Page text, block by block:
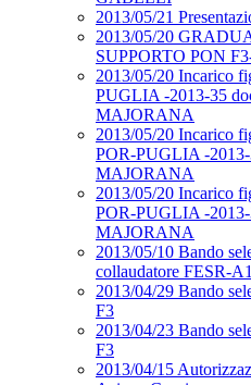
2013/05/21
2013/05/20
SUPPORTO PON
2013/05/20 Incarico
PUGLIA -2013-35
MAJORANA
2013/05/20 Incarico
POR-PUGLIA -
MAJORANA
2013/05/20 Incarico
POR-PUGLIA -
MAJORANA
2013/05/10 Bando
collaudatore FESR-
2013/04/29 Bando
F3
2013/04/23 Bando
F3
2013/04/15